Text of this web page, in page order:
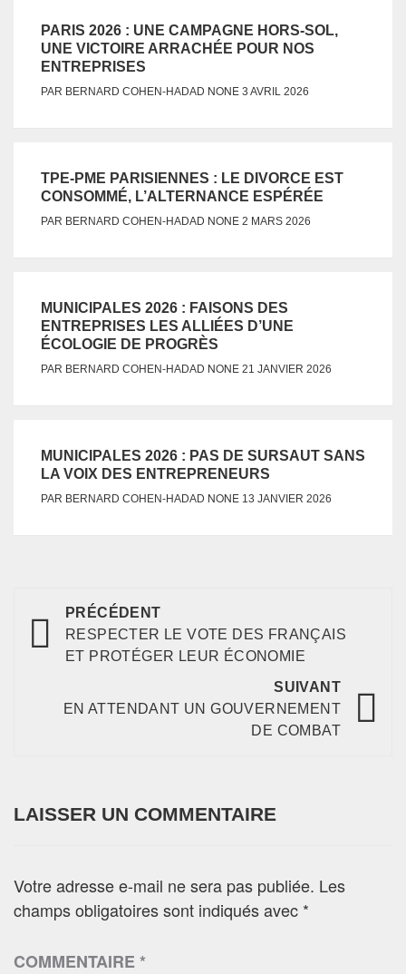
PARIS 2026 : UNE CAMPAGNE HORS-SOL,
UNE VICTOIRE ARRACHÉE POUR NOS
ENTREPRISES
PAR BERNARD COHEN-HADAD NONE 3 AVRIL 2026
TPE-PME PARISIENNES : LE DIVORCE EST
CONSOMMÉ, L’ALTERNANCE ESPÉRÉE
PAR BERNARD COHEN-HADAD NONE 2 MARS 2026
MUNICIPALES 2026 : FAISONS DES
ENTREPRISES LES ALLIÉES D’UNE
ÉCOLOGIE DE PROGRÈS
PAR BERNARD COHEN-HADAD NONE 21 JANVIER 2026
MUNICIPALES 2026 : PAS DE SURSAUT SANS
LA VOIX DES ENTREPRENEURS
PAR BERNARD COHEN-HADAD NONE 13 JANVIER 2026
PRÉCÉDENT
RESPECTER LE VOTE DES FRANÇAIS
ET PROTÉGER LEUR ÉCONOMIE
SUIVANT
EN ATTENDANT UN GOUVERNEMENT
DE COMBAT
LAISSER UN COMMENTAIRE
Votre adresse e-mail ne sera pas publiée. Les
champs obligatoires sont indiqués avec *
COMMENTAIRE*